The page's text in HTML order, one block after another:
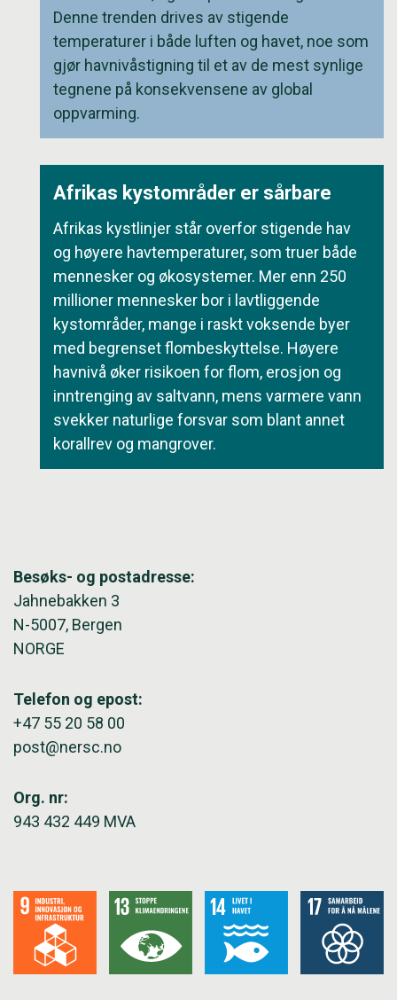
Denne trenden drives av stigende
temperaturer i både luften og havet, noe som
gjør havnivåstigning til et av de mest synlige
tegnene på konsekvensene av global
oppvarming.
Afrikas kystområder er sårbare
Afrikas kystlinjer står overfor stigende hav
og høyere havtemperaturer, som truer både
mennesker og økosystemer. Mer enn 250
millioner mennesker bor i lavtliggende
kystområder, mange i raskt voksende byer
med begrenset flombeskyttelse. Høyere
havnivå øker risikoen for flom, erosjon og
inntrenging av saltvann, mens varmere vann
svekker naturlige forsvar som blant annet
korallrev og mangrover.
Besøks- og postadresse:
Jahnebakken 3
N-5007, Bergen
NORGE
Telefon og epost:
+47 55 20 58 00
post@nersc.no
Org. nr:
943 432 449 MVA